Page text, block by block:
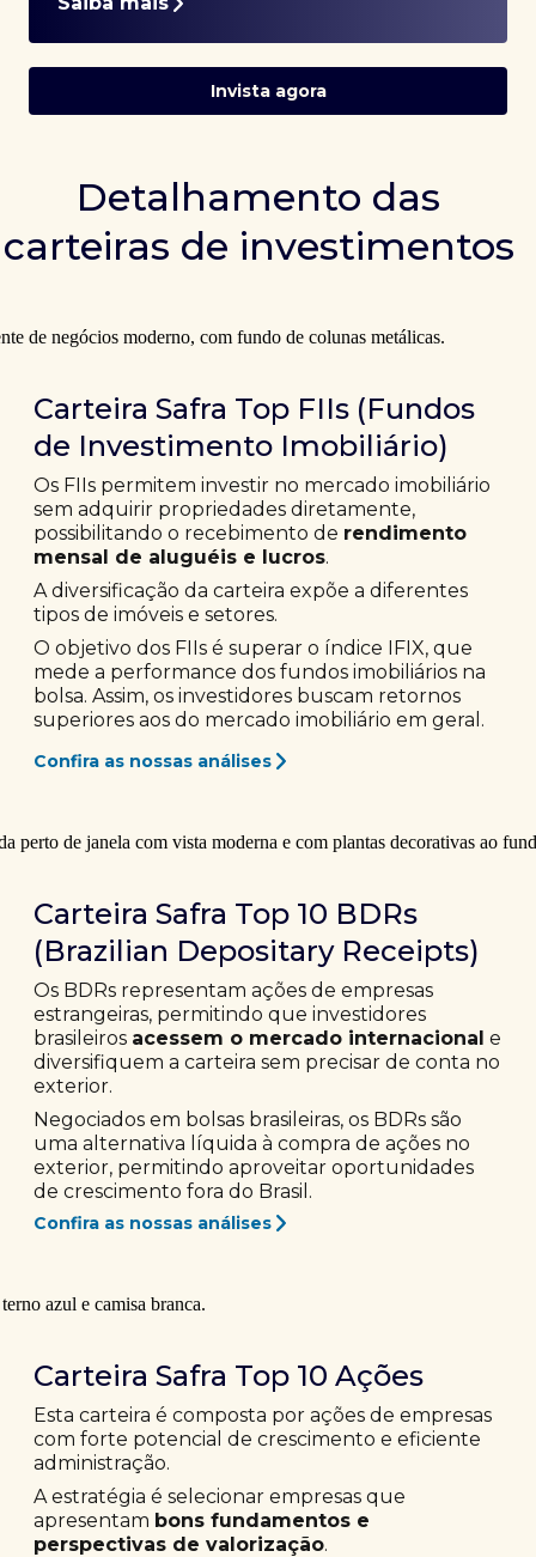
Invista agora
Detalhamento das
carteiras de investimentos
Carteira Safra Top FIIs (Fundos
de Investimento Imobiliário)
Os FIIs permitem investir no mercado imobiliário
sem adquirir propriedades diretamente,
possibilitando o recebimento de rendimento
mensal de aluguéis e lucros.
A diversificação da carteira expõe a diferentes
tipos de imóveis e setores.
O objetivo dos FIIs é superar o índice IFIX, que
mede a performance dos fundos imobiliários na
bolsa. Assim, os investidores buscam retornos
superiores aos do mercado imobiliário em geral.
Confira as nossas análises
Carteira Safra Top 10 BDRs
(Brazilian Depositary Receipts)
Os BDRs representam ações de empresas
estrangeiras, permitindo que investidores
brasileiros acessem o mercado internacional e
diversifiquem a carteira sem precisar de conta no
exterior.
Negociados em bolsas brasileiras, os BDRs são
uma alternativa líquida à compra de ações no
exterior, permitindo aproveitar oportunidades
de crescimento fora do Brasil.
Confira as nossas análises
Carteira Safra Top 10 Ações
Esta carteira é composta por ações de empresas
com forte potencial de crescimento e eficiente
administração.
A estratégia é selecionar empresas que
apresentam bons fundamentos e
perspectivas de valorização.